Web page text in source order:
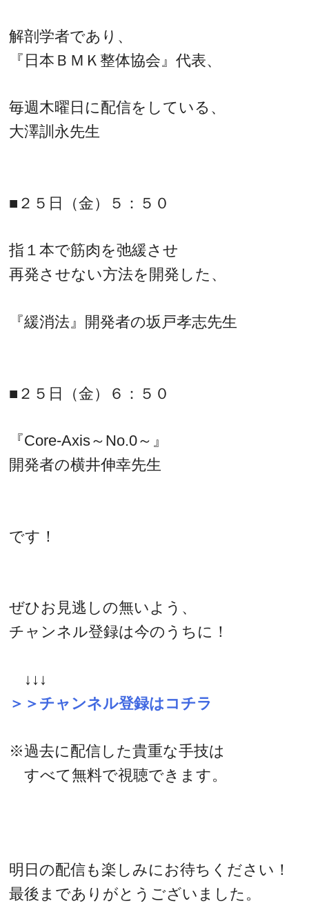
解剖学者であり、
『日本ＢＭＫ整体協会』代表、
毎週木曜日に配信をしている、
大澤訓永先生
■２５日（金）５：５０
指１本で筋肉を弛緩させ
再発させない方法を開発した、
『緩消法』開発者の坂戸孝志先生
■２５日（金）６：５０
『Core-Axis～No.0～』
開発者の横井伸幸先生
です！
ぜひお見逃しの無いよう、
チャンネル登録は今のうちに！
↓↓↓
＞＞チャンネル登録はコチラ
※過去に配信した貴重な手技は
すべて無料で視聴できます。
明日の配信も楽しみにお待ちください！
最後までありがとうございました。